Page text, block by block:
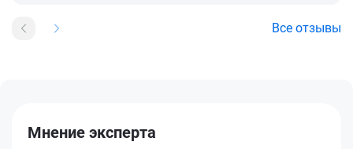
Все отзывы
Мнение эксперта